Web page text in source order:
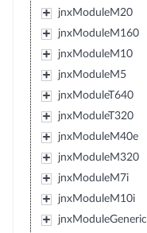
jnxModuleM20
jnxModuleM160
jnxModuleM10
jnxModuleM5
jnxModuleT640
jnxModuleT320
jnxModuleM40e
jnxModuleM320
jnxModuleM7i
jnxModuleM10i
jnxModuleGeneric